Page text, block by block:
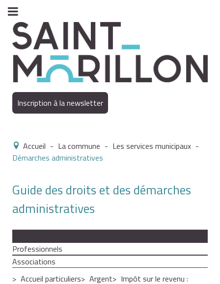
Inscription à la newsletter
Accueil - La commune - Les services municipaux -
Démarches administratives
Guide des droits et des démarches
administratives
Professionnels
Associations
Accueil particuliers
Argent
Impôt sur le revenu :